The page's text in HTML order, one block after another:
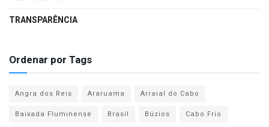
TRANSPARÊNCIA
Ordenar por Tags
Angra dos Reis Araruama
Arraial do Cabo
Baixada Fluminense
Brasil Búzios
Cabo Frio